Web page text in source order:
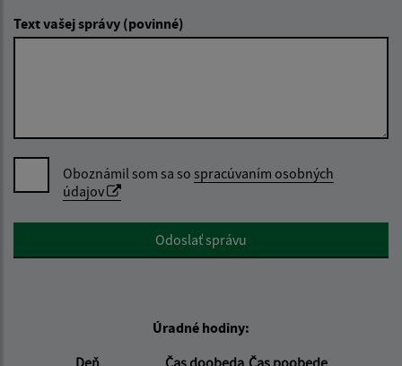
Text vašej správy (povinné)
Oboznámil som sa so spracúvaním osobných
údajov
Google reCaptcha ResponseOdoslať správu
Úradné hodiny:
Deň
Čas doobeda Čas poobede